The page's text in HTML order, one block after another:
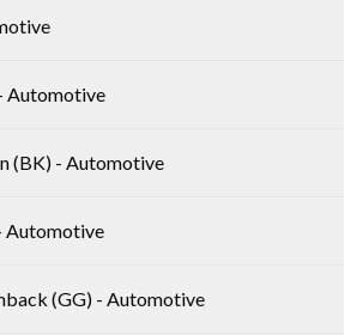
Automotive
(BK) - Automotive
Automotive
(GG) - Automotive